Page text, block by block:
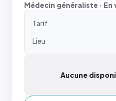
Médecin généraliste · En
Tarif
Lieu
Aucune